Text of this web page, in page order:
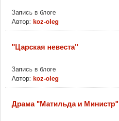
Запись в блоге
Автор: koz-oleg
"Царская невеста"
Запись в блоге
Автор: koz-oleg
Драма "Матильда и Министр"